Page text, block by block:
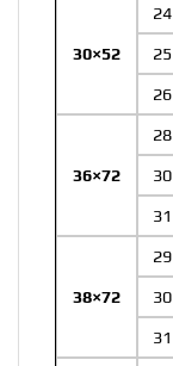
30×52
24
25
26
36×72
28
30
31
38×72
29
30
31